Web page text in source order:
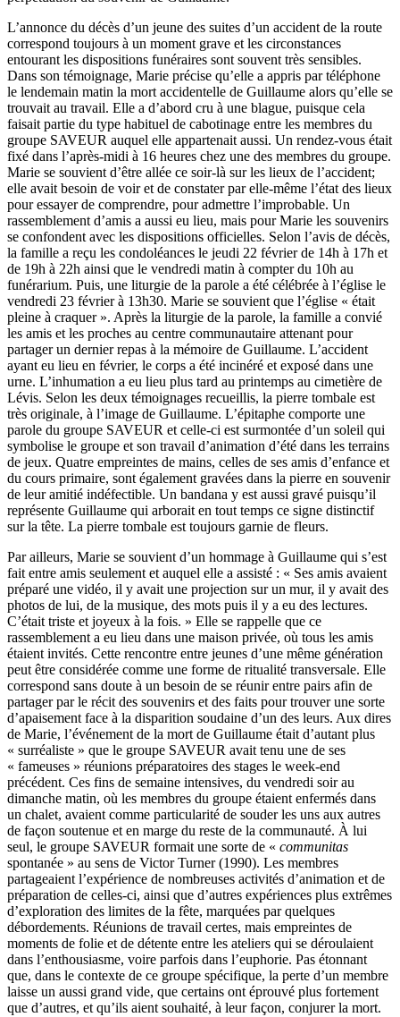
L’annonce du décès d’un jeune des suites d’un accident de la route
correspond toujours à un moment grave et les circonstances
entourant les dispositions funéraires sont souvent très sensibles.
Dans son témoignage, Marie précise qu’elle a appris par téléphone
le lendemain matin la mort accidentelle de Guillaume alors qu’elle se
trouvait au travail. Elle a d’abord cru à une blague, puisque cela
faisait partie du type habituel de cabotinage entre les membres du
groupe SAVEUR auquel elle appartenait aussi. Un rendez-vous était
fixé dans l’après-midi à 16 heures chez une des membres du groupe.
Marie se souvient d’être allée ce soir-là sur les lieux de l’accident;
elle avait besoin de voir et de constater par elle-même l’état des lieux
pour essayer de comprendre, pour admettre l’improbable. Un
rassemblement d’amis a aussi eu lieu, mais pour Marie les souvenirs
se confondent avec les dispositions officielles. Selon l’avis de décès,
la famille a reçu les condoléances le jeudi 22 février de 14h à 17h et
de 19h à 22h ainsi que le vendredi matin à compter du 10h au
funérarium. Puis, une liturgie de la parole a été célébrée à l’église le
vendredi 23 février à 13h30. Marie se souvient que l’église « était
pleine à craquer ». Après la liturgie de la parole, la famille a convié
les amis et les proches au centre communautaire attenant pour
partager un dernier repas à la mémoire de Guillaume. L’accident
ayant eu lieu en février, le corps a été incinéré et exposé dans une
urne. L’inhumation a eu lieu plus tard au printemps au cimetière de
Lévis. Selon les deux témoignages recueillis, la pierre tombale est
très originale, à l’image de Guillaume. L’épitaphe comporte une
parole du groupe SAVEUR et celle-ci est surmontée d’un soleil qui
symbolise le groupe et son travail d’animation d’été dans les terrains
de jeux. Quatre empreintes de mains, celles de ses amis d’enfance et
du cours primaire, sont également gravées dans la pierre en souvenir
de leur amitié indéfectible. Un bandana y est aussi gravé puisqu’il
représente Guillaume qui arborait en tout temps ce signe distinctif
sur la tête. La pierre tombale est toujours garnie de fleurs.
Par ailleurs, Marie se souvient d’un hommage à Guillaume qui s’est
fait entre amis seulement et auquel elle a assisté : « Ses amis avaient
préparé une vidéo, il y avait une projection sur un mur, il y avait des
photos de lui, de la musique, des mots puis il y a eu des lectures.
C’était triste et joyeux à la fois. » Elle se rappelle que ce
rassemblement a eu lieu dans une maison privée, où tous les amis
étaient invités. Cette rencontre entre jeunes d’une même génération
peut être considérée comme une forme de ritualité transversale. Elle
correspond sans doute à un besoin de se réunir entre pairs afin de
partager par le récit des souvenirs et des faits pour trouver une sorte
d’apaisement face à la disparition soudaine d’un des leurs. Aux dires
de Marie, l’événement de la mort de Guillaume était d’autant plus
« surréaliste » que le groupe SAVEUR avait tenu une de ses
« fameuses » réunions préparatoires des stages le week-end
précédent. Ces fins de semaine intensives, du vendredi soir au
dimanche matin, où les membres du groupe étaient enfermés dans
un chalet, avaient comme particularité de souder les uns aux autres
de façon soutenue et en marge du reste de la communauté. À lui
seul, le groupe SAVEUR formait une sorte de « communitas
spontanée » au sens de Victor Turner (1990). Les membres
partageaient l’expérience de nombreuses activités d’animation et de
préparation de celles-ci, ainsi que d’autres expériences plus extrêmes
d’exploration des limites de la fête, marquées par quelques
débordements. Réunions de travail certes, mais empreintes de
moments de folie et de détente entre les ateliers qui se déroulaient
dans l’enthousiasme, voire parfois dans l’euphorie. Pas étonnant
que, dans le contexte de ce groupe spécifique, la perte d’un membre
laisse un aussi grand vide, que certains ont éprouvé plus fortement
que d’autres, et qu’ils aient souhaité, à leur façon, conjurer la mort.